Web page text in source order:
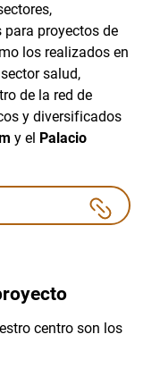
proyectos de
los realizados en
salud,
de la red de
y diversificados
y el Palacio
centro son los